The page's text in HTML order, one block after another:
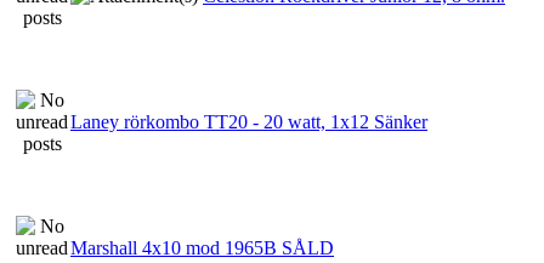
Laney rörkombo TT20 - 20 watt, 1x12 Sänker
Marshall 4x10 mod 1965B SÅLD